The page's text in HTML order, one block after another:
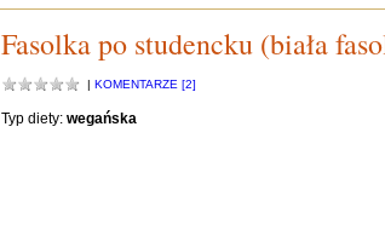
Fasolka po studencku (biała
| KOMENTARZE [2]
Typ diety: wegańska